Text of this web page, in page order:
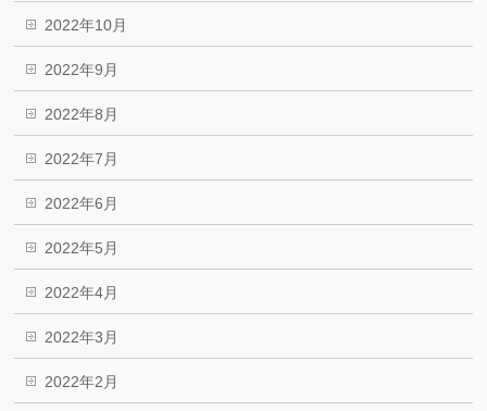
2022年10月
2022年9月
2022年8月
2022年7月
2022年6月
2022年5月
2022年4月
2022年3月
2022年2月